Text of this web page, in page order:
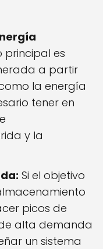
principal es
a partir
la energía
tener en
y la
Si el objetivo
picos de
alta demanda
un sistema